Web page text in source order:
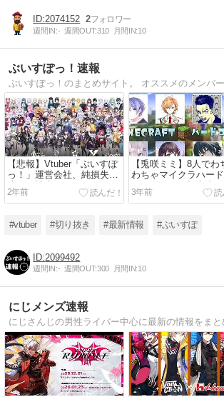
2074152 2
週間IN:- 週間OUT:310 月間IN:10
ぶいすぽっ！速報
【悲報】Vtuber「ぶいすぽ
っ！」運営会社、純損失8.8
億円を計上してしまう
2年前
【兎咲ミミ】8人でわ
わちゃマイクラハー
なんだかんだ初心者組
えてるのおもろすぎ
3年前
#vtuber #切り抜き #最新情報 #ぶいすぽ
2099492
週間IN:- 週間OUT:300 月間IN:10
にじメンズ速報
にじさんじの男性ライバー中心に最新の情報をまと